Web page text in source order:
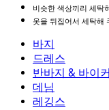
비슷한 색상끼리 세탁
옷을 뒤집어서 세탁해
바지
바지
조거
작업 바지
플로우 팬
드레스
드레스
액티브 드
맥시 & 미
반바지 & 바이커
반바지 &
바이커
데님
데님
레깅스